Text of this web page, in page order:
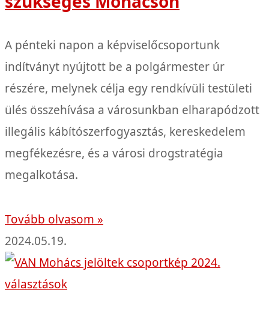
A pénteki napon a képviselőcsoportunk
indítványt nyújtott be a polgármester úr
részére, melynek célja egy rendkívüli testületi
ülés összehívása a városunkban elharapódzott
illegális kábítószerfogyasztás, kereskedelem
megfékezésre, és a városi drogstratégia
megalkotása.
Tovább olvasom »
2024.05.19.